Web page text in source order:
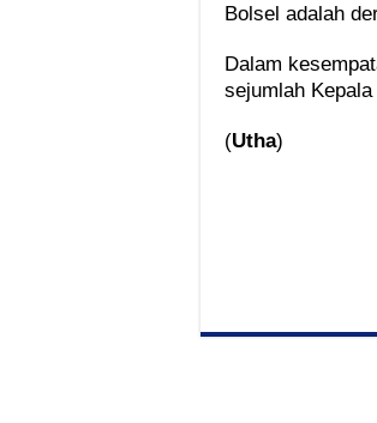
Bolsel adalah
Dalam
sejumlah
(Utha)